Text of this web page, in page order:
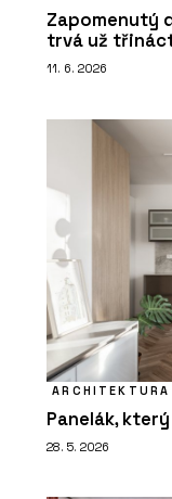
Zapomenutý
trvá už
11. 6. 2026
ARCHITEKTURA
Panelák,
28. 5. 2026